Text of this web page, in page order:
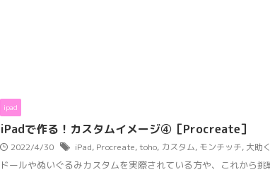
ipad
iPadで作る！カスタムイメージ④［Procreate］
2022/4/30 iPad, Procreate, toho, カスタム, モンチッチ, 大助
ドールやぬいぐるみカスタムを実際されている方や、これから挑